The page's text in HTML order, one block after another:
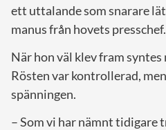
ett uttalande som snarare
manus från hovets presschef.
När hon väl klev fram
Rösten var kontrollerad,
spänningen.
– Som vi har nämnt tidigare